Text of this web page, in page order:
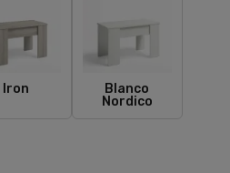
Iron
Blanco
Nordico